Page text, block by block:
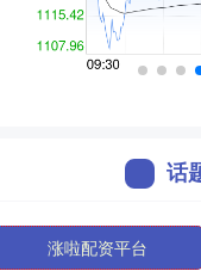
话
涨啦配资平台